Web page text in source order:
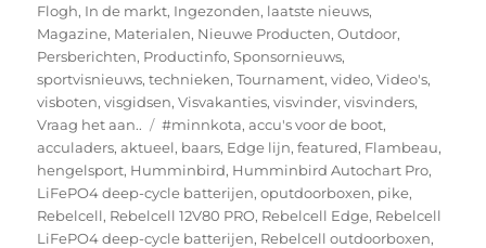
Flogh, In de markt, Ingezonden, laatste nieuws,
Magazine, Materialen, Nieuwe Producten,Outdoor,
Persberichten, Productinfo,Sponsornieuws,
sportvisnieuws,technieken,Tournament,video,Video's,
visboten,visgidsen,Visvakanties,visvinder,visvinders,
Vraag het aan..
Tags
#minnkota,accu's voor de boot,
acculaders,aktueel, baars, Edge lijn,featured, Flambeau,
hengelsport, Humminbird, Humminbird Autochart Pro,
LiFePO4 deep-cycle batterijen,oputdoorboxen, pike,
Rebelcell, Rebelcell 12V80 PRO, Rebelcell Edge, Rebelcell
LiFePO4 deep-cycle batterijen, Rebelcell outdoorboxen,